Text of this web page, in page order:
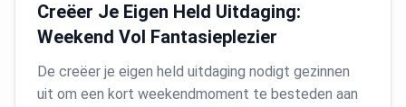
Creëer Je Eigen Held Uitdaging:
Weekend Vol Fantasieplezier
De creëer je eigen held uitdaging nodigt gezinnen
uit om een kort weekendmoment te besteden aan